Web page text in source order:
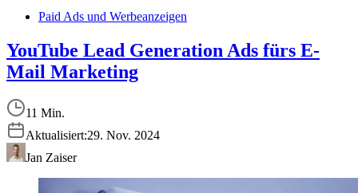
Paid Ads und Werbeanzeigen
YouTube Lead Generation Ads fürs E-
Mail Marketing
11 Min.
Aktualisiert:29. Nov. 2024
Jan Zaiser